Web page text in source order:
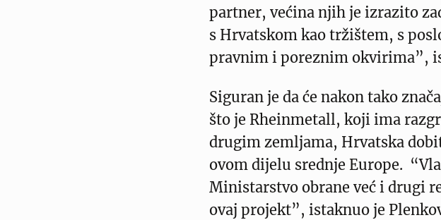
partner, većina njih je izrazito
s Hrvatskom kao tržištem, s
pravnim i poreznim okvirima”,
Siguran je da će nakon tako
što je Rheinmetall, koji ima
drugim zemljama, Hrvatska
ovom dijelu srednje Europe.
Ministarstvo obrane već i drugi
ovaj projekt”, istaknuo je